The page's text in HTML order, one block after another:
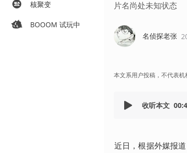
核聚变
BOOOM 试玩中
片名尚处未知状态
名侦探老张
本文系用户投稿，不代表机
收听本文
近日，根据外媒报